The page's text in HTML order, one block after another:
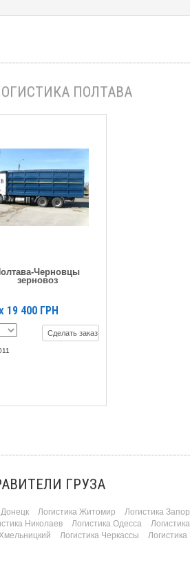
ПОЛТАВА
Черновцы
зерновоз
19 400 ГРН
Сделать заказ
ГРУЗА
Логистика Житомир Логистика
Николаев Логистика Одесса
Логистика Черкассы